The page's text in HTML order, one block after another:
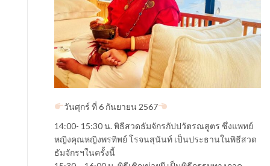
วันศุกร์ ที่ 6 กันยายน 2567
14:00- 15:30 น. พิธีสวดธัมจักรกัปปวัตรณสูตร ซึ่งแพทย์
หญิงคุณหญิงพรทิพย์ โรจนสุนันท์ เป็นประธานในพิธีสวด
ธัมจักรฯในครั้งนี้